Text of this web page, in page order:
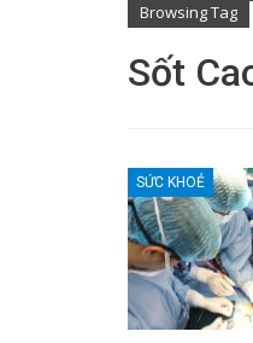
Browsing Tag
Sốt
SỨC KHOẺ